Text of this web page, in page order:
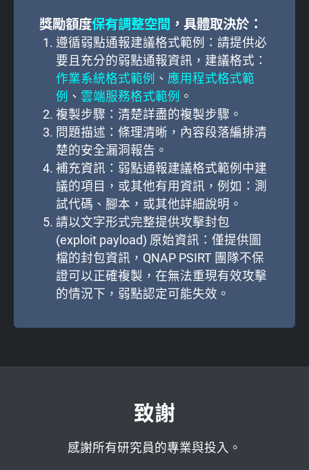
獎勵額度保有調整空間 ，具體取決於：
遵循弱點通報建議格式範例：請提供必
要且充分的弱點通報資訊，建議格式：
作業系統格式範例 、 應用程式格式範
例 、 雲端服務格式範例 。
複製步驟：清楚詳盡的複製步驟。
問題描述：條理清晰，內容段落編排清
楚的安全漏洞報告。
補充資訊：弱點通報建議格式範例中建
議的項目，或其他有用資訊，例如：測
試代碼、腳本，或其他詳細說明。
請以文字形式完整提供攻擊封包
(exploit payload) 原始資訊：僅提供圖
檔的封包資訊，QNAP PSIRT 團隊不保
證可以正確複製，在無法重現有效攻擊
的情況下，弱點認定可能失效。
致謝
感謝所有研究員的專業與投入。